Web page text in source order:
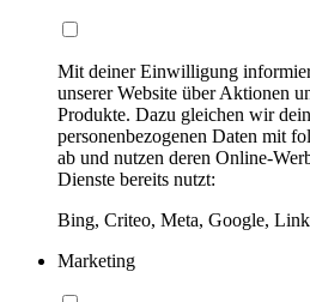
Mit deiner Einwilligung
unserer Website über Aktionen
Produkte. Dazu gleichen wir
personenbezogenen Daten mit
ab und nutzen deren Online-
Dienste bereits nutzt:
Bing, Criteo, Meta, Google,
Marketing